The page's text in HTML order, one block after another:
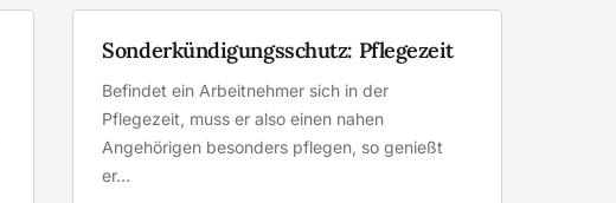
Sonderkündigungsschutz: Pflegezeit
Befindet ein Arbeitnehmer sich in der
Pflegezeit, muss er also einen nahen
Angehörigen besonders pflegen, so genießt
er…